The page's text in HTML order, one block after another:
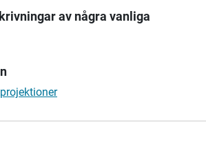
av några vanliga